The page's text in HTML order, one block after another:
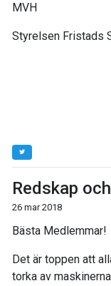
MVH
Styrelsen Fristads
Redskap
26 mar 2018
Bästa Medlemmar!
Det är toppen att
torka av